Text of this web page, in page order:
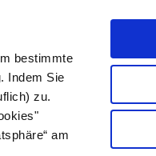
bestimmte
Indem Sie
zu.
am
Über uns